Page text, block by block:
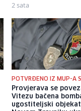
2 sata
POTVRĐENO IZ MUP-A
Provjerava se
Vitezu bačena
ugostiteljski